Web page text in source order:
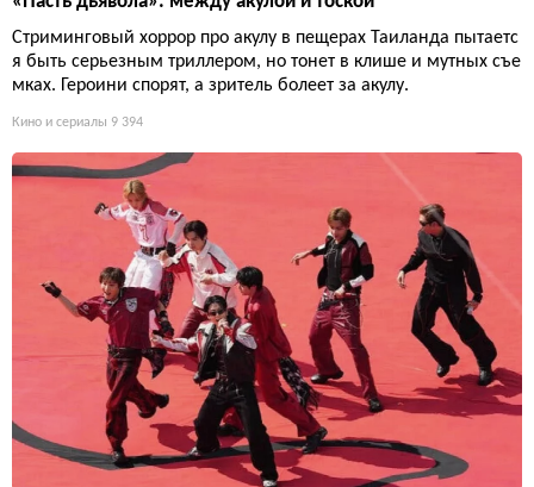
Стриминговый хоррор про акулу в пещерах Таиланда пытаетс
я быть серьезным триллером, но тонет в клише и мутных съе
мках. Героини спорят, а зритель болеет за акулу.
Кино и сериалы 9 394